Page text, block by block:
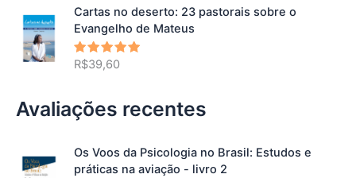
Cartas no deserto: 23 pastorais sobre o
Evangelho de Mateus
Avaliação
de 5
R$39,60
Avaliações recentes
Os Voos da Psicologia no Brasil: Estudos e
práticas na aviação - livro 2